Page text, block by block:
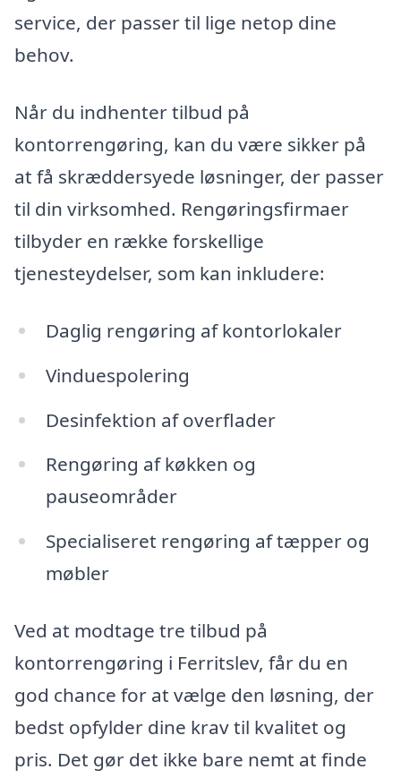
service, der passer til lige netop dine
behov.
Når du indhenter tilbud på
kontorrengøring, kan du være sikker på
at få skræddersyede løsninger, der passer
til din virksomhed. Rengøringsfirmaer
tilbyder en række forskellige
tjenesteydelser, som kan inkludere:
Daglig rengøring af kontorlokaler
Vinduespolering
Desinfektion af overflader
Rengøring af køkken og
pauseområder
Specialiseret rengøring af tæpper og
møbler
Ved at modtage tre tilbud på
kontorrengøring i Ferritslev, får du en
god chance for at vælge den løsning, der
bedst opfylder dine krav til kvalitet og
pris. Det gør det ikke bare nemt at finde